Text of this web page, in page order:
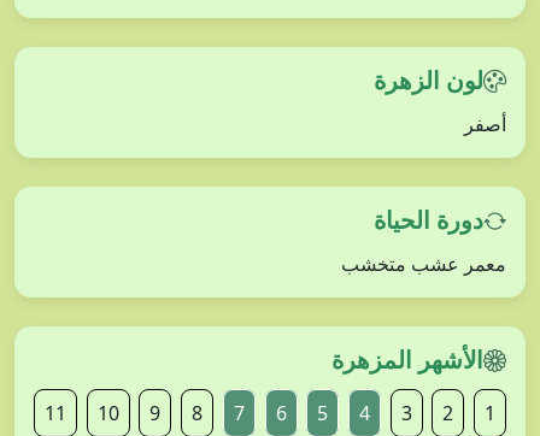
لون الزهرة
أصفر
دورة الحياة
معمر عشب متخشب
الأشهر المزهرة
1
2
3
4
5
6
7
8
9
10
11